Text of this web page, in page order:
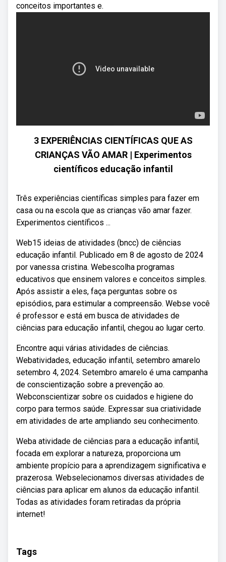
conceitos importantes e.
3 EXPERIÊNCIAS CIENTÍFICAS QUE AS
CRIANÇAS VÃO AMAR | Experimentos
científicos educação infantil
Três experiências científicas simples para fazer em
casa ou na escola que as crianças vão amar fazer.
Experimentos científicos ...
Web15 ideias de atividades (bncc) de ciências
educação infantil. Publicado em 8 de agosto de 2024
por vanessa cristina. Webescolha programas
educativos que ensinem valores e conceitos simples.
Após assistir a eles, faça perguntas sobre os
episódios, para estimular a compreensão. Webse você
é professor e está em busca de atividades de
ciências para educação infantil, chegou ao lugar certo.
Encontre aqui várias atividades de ciências.
Webatividades, educação infantil, setembro amarelo
setembro 4, 2024. Setembro amarelo é uma campanha
de conscientização sobre a prevenção ao.
Webconscientizar sobre os cuidados e higiene do
corpo para termos saúde. Expressar sua criatividade
em atividades de arte ampliando seu conhecimento.
Weba atividade de ciências para a educação infantil,
focada em explorar a natureza, proporciona um
ambiente propício para a aprendizagem significativa e
prazerosa. Webselecionamos diversas atividades de
ciências para aplicar em alunos da educação infantil.
Todas as atividades foram retiradas da própria
internet!
Tags